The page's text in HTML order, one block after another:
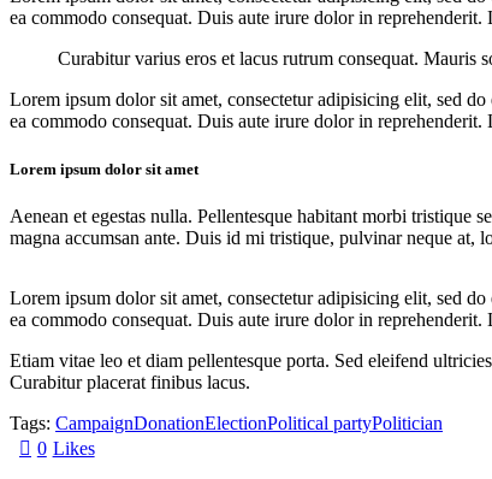
ea commodo consequat. Duis aute irure dolor in
Curabitur varius eros et lacus rutrum consequat.
Lorem ipsum dolor sit amet, consectetur adipisicing elit, sed
ea commodo consequat. Duis aute irure dolor in
Lorem ipsum dolor sit amet
Aenean et egestas nulla. Pellentesque habitant morbi tristique
magna accumsan ante. Duis id mi tristique, pulvinar neque at,
Lorem ipsum dolor sit amet, consectetur adipisicing elit, sed
ea commodo consequat. Duis aute irure dolor in
Etiam vitae leo et diam pellentesque porta. Sed eleifend
Curabitur placerat finibus lacus.
Tags: CampaignDonationElectionPolitical partyPolitician
0 Likes